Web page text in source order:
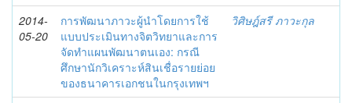
2014-
05-20
การพัฒนาภาวะผู้นำโดยการใช้
แบบประเมินทางจิตวิทยาและการ
จัดทำแผนพัฒนาตนเอง: กรณี
ศึกษานักวิเคราะห์สินเชื่อรายย่อย
ของธนาคารเอกชนในกรุงเทพฯ
วิศิษฎ์สรี ภาวะกุล